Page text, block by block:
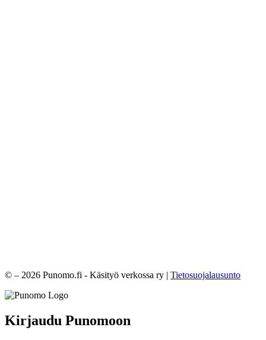
© – 2026 Punomo.fi - Käsityö verkossa ry | Tietosuojalausunto
Kirjaudu Punomoon